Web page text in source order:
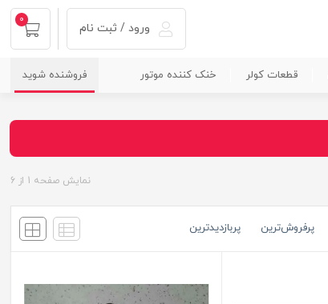
ورود / ثبت نام
0
قطعات کولر خنک کننده موتور فروشنده شوید
نمایش صفحه 1 از 6
پرفروش‌ترین پربازدید‌ترین